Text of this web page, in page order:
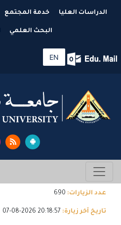
الدراسات العليا خدمة المجتمع
البحث العلمي
EN
عدد الزيارات: 690
تاريخ آخر زيارة: 20:18:57 2026-08-07